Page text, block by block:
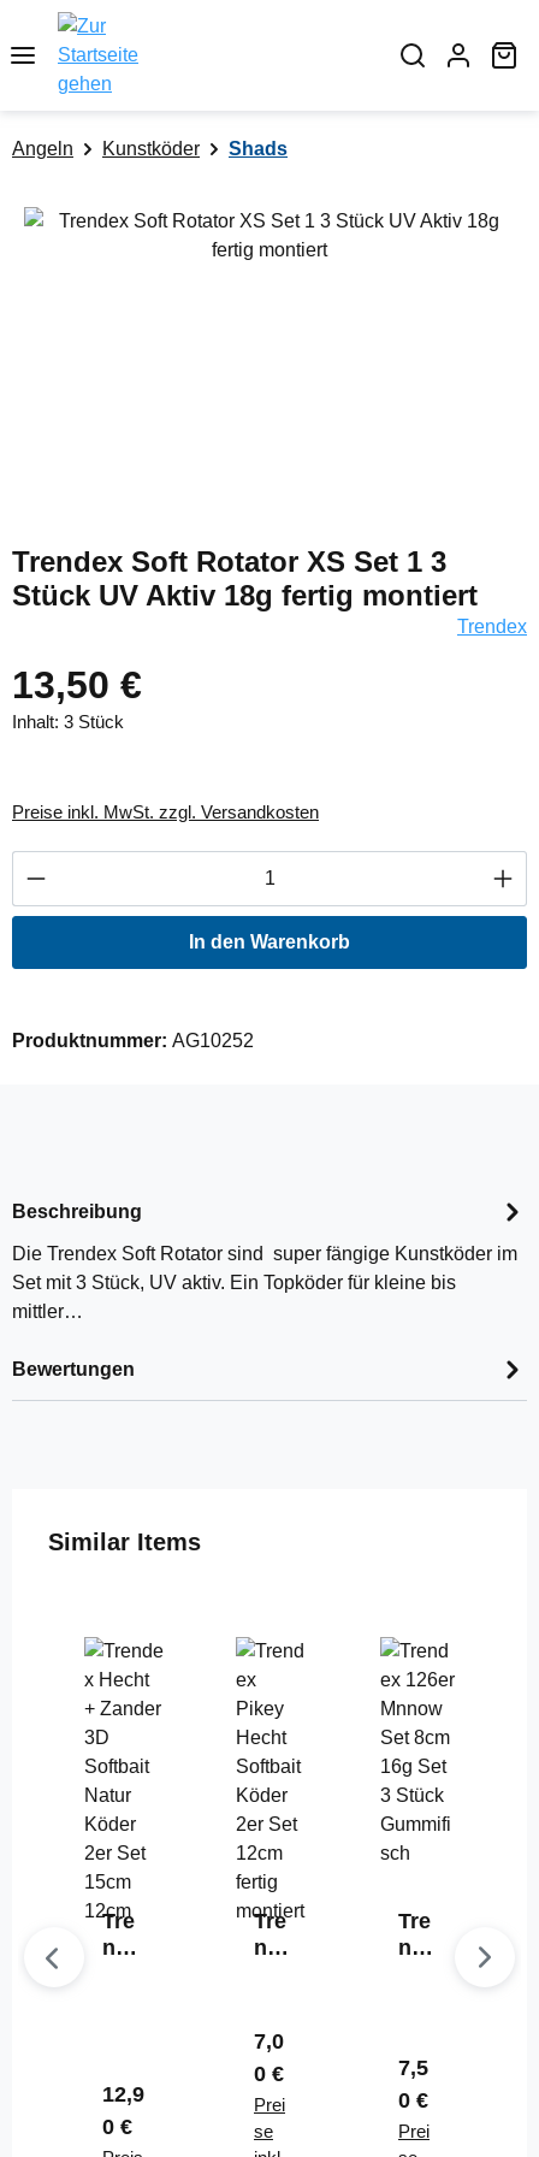
springen
Angeln Kunstköder Shads
Bildergalerie überspringen
Trendex Soft Rotator XS Set 1 3
Stück UV Aktiv 18g fertig montiert
Trendex
13,50 €
Inhalt: 3 Stück
Preise inkl. MwSt. zzgl. Versandkosten
Produkt Anzahl: Gib den gewünschten
In den Warenkorb
Produktnummer: AG10252
Beschreibung
Die Trendex Soft Rotator sind super fängige Kunstköder im
Set mit 3 Stück, UV aktiv. Ein Topköder für kleine bis
mittler…
Bewertungen
Produktgalerie überspringen
Similar Items
Tre
nde
3D
Soft
Regulärer Preis:
12,9
0 €
Tre
nd
He
cht
Sof
tba
Regulärer Preis:
7,0
0 €
Prei
se
Tre
nde
no
w
Set
Regulärer
7,5
0 €
Prei